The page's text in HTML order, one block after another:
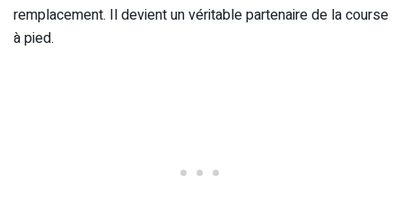
remplacement. Il devient un véritable partenaire de la course
à pied.